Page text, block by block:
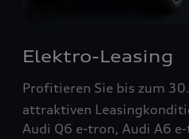
Elektro-Leasing
Profitieren Sie bis zum
attraktiven
Audi Q6 e-tron, Audi A6